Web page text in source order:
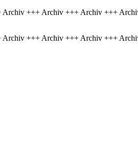
+++ Archiv +++ Archiv +++
+++ Archiv +++ Archiv +++